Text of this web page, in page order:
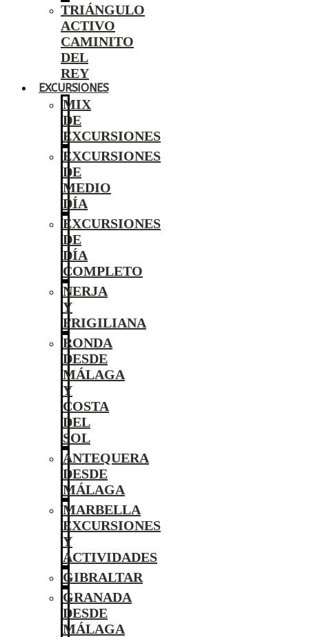
TRIÁNGULO
ACTIVO
CAMINITO
DEL
REY
EXCURSIONES
MIX
DE
EXCURSIONES
EXCURSIONES
DE
MEDIO
DÍA
EXCURSIONES
DE
DÍA
COMPLETO
NERJA
Y
FRIGILIANA
RONDA
DESDE
MÁLAGA
Y
COSTA
DEL
SOL
ANTEQUERA
DESDE
MÁLAGA
MARBELLA
EXCURSIONES
Y
ACTIVIDADES
GIBRALTAR
GRANADA
DESDE
MÁLAGA